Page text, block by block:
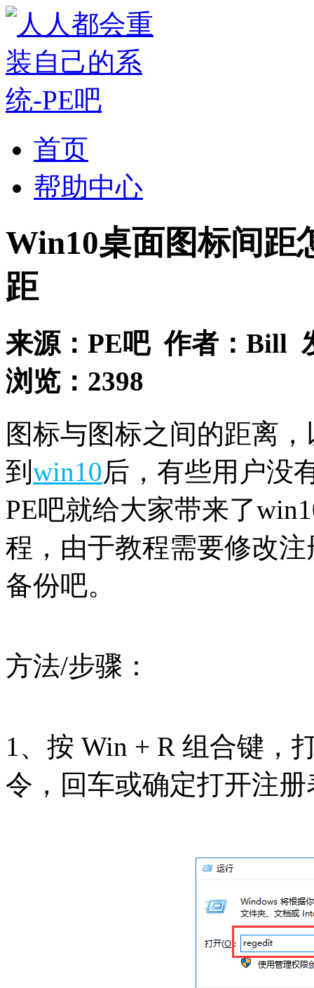
首页
帮助中心
Win10桌面图标间距
距
来源： PE吧作者： Bill
浏览： 2398
图标与图标之间的距离
到 win10后，有些用户没
PE吧就给大家带来了
程，由于教程需要修改
备份吧。
方法/步骤：
1、按 Win + R 组合键，
令，回车或确定打开注